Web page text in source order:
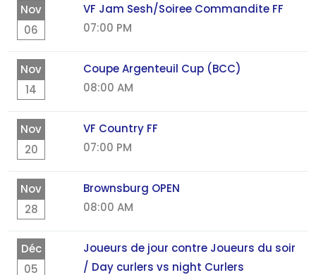
Nov
06
VF Jam Sesh/Soiree Commandite FF
07:00 PM
Nov
14
Coupe Argenteuil Cup (BCC)
08:00 AM
Nov
20
VF Country FF
07:00 PM
Nov
28
Brownsburg OPEN
08:00 AM
Déc
05
Joueurs de jour contre Joueurs du soir
/ Day curlers vs night Curlers